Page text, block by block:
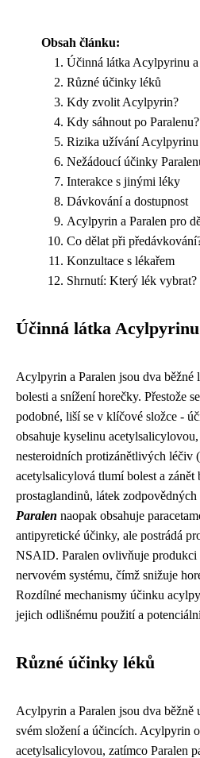
Obsah článku:
Účinná látka Acylpyrinu a
Různé účinky léků
Kdy zvolit Acylpyrin?
Kdy sáhnout po Paralenu?
Rizika užívání Acylpyrinu
Nežádoucí účinky
Interakce s jinými léky
Dávkování a dostupnost
Acylpyrin a Paralen pro
Co dělat při
Konzultace s lékařem
Shrnutí: Který lék vybrat?
Účinná látka
Acylpyrin a Paralen jsou dva běžné
bolesti a snížení horečky. Přestože
podobné, liší se v klíčové složce -
obsahuje kyselinu
nesteroidních protizánětlivých
acetylsalicylová tlumí bolest a
prostaglandinů, látek zodpovědných
Paralen naopak obsahuje
antipyretické účinky, ale postrádá
NSAID. Paralen ovlivňuje produkci
nervovém systému, čímž snižuje
Rozdílné mechanismy účinku
jejich odlišnému použití a
Různé účinky léků
Acylpyrin a Paralen jsou dva běžně
svém složení a účincích. Acylpyrin
acetylsalicylovou, zatímco Paralen